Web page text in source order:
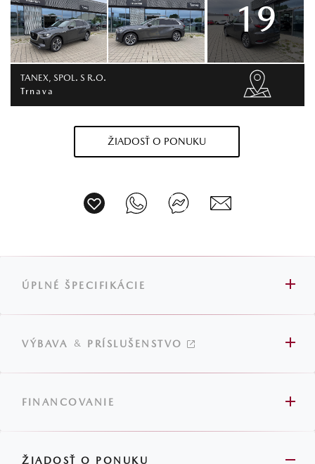
19
TANEX, SPOL. S R.O.
Trnava
ŽIADOSŤ O PONUKU
ÚPLNÉ ŠPECIFIKÁCIE
VÝBAVA & PRÍSLUŠENSTVO
FINANCOVANIE
ŽIADOSŤ O PONUKU